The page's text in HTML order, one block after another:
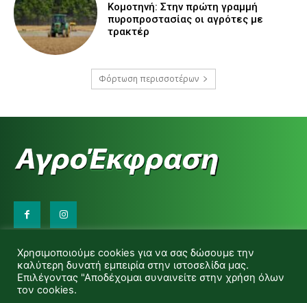
Κομοτηνή: Στην πρώτη γραμμή
πυροπροστασίας οι αγρότες με
τρακτέρ
Φόρτωση περισσοτέρων
d.makas@yahoo.gr
info@agrofitro.gr
Μακάς Ντίνος
Χρησιμοποιούμε cookies για να σας δώσουμε την
καλύτερη δυνατή εμπειρία στην ιστοσελίδα μας.
Επιλέγοντας "Αποδέχομαι συναινείτε στην χρήση όλων
τον cookies.